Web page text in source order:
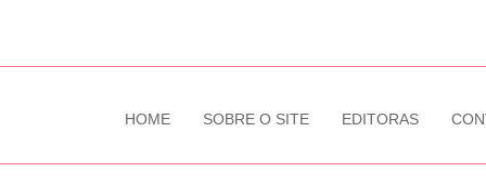
HOME SOBRE O SITE EDITORAS